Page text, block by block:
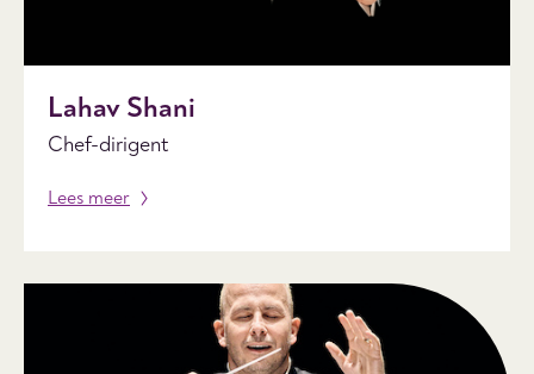
Lahav Shani
Chef-dirigent
Lees meer